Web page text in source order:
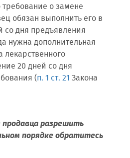
о замене
обязан выполнить его в
со дня предъявления
нужна дополнительная
лекарственного
20 дней со дня
(п. 1 ст. 21 Закона
разрешить
порядке обратитесь